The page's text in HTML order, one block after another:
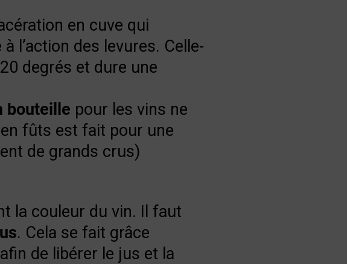
en cuve qui
l’action des levures. Celle-
degrés et dure une
bouteille pour les vins ne
fûts est fait pour une
de grands crus)
la couleur du vin. Il faut
. Cela se fait grâce
de libérer le jus et la